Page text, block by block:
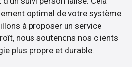
optimal de votre système
à proposer un service
nous soutenons nos clients
plus propre et durable.